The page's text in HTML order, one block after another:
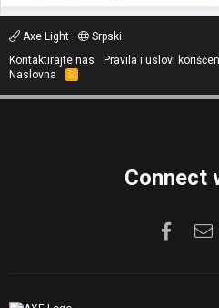
Axe Light
Srpski
Kontaktirajte nas
Pravila i uslovi
Naslovna
R
S
Connect